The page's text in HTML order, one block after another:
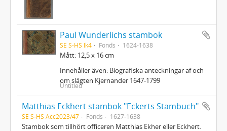
Paul Wunderlichs stambok
SE S-HS Ik4 Fonds 1624-1638
Mått: 12,5 x 16 cm
Innehåller även: Biografiska anteckningar af och
om slägten Kjernander 1647-1799
Untitled
Matthias Eckhert stambok "Eckerts Stambuch"
SE S-HS Acc2023/47 Fonds 1627-1638
Stambok som tillhört officeren Matthias Ekher eller Eckhert.